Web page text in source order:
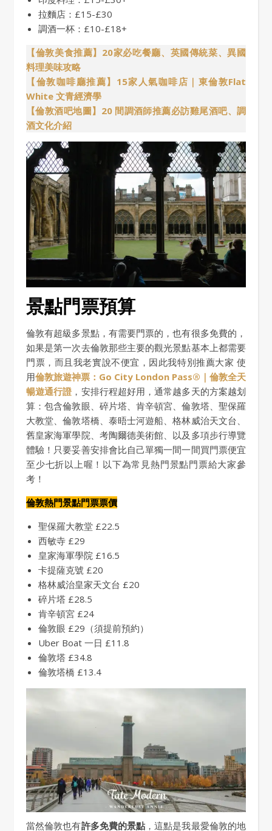
拉麵店：£15-£30
調酒一杯：£10-£18+
【倫敦美食推薦】20家必吃餐廳、英國傳統菜、異國
料理美味攻略
【倫敦咖啡廳推薦】15家人氣咖啡店｜東倫敦Flat
White 文青經濟學
【倫敦酒吧地圖】20 間調酒師推薦必訪雞尾酒吧、調
酒文化介紹
景點門票預算
倫敦有超級多景點，有需要門票的，也有很多免費的，
如果是第一次去倫敦那些主要的觀光景點基本上都需要
門票，而且我老實說不便宜，因此我特別推薦大家 使
用倫敦旅遊神票：Go City London Pass®｜倫敦全天
暢遊通行證 ，安排行程超好用，通常越多天的方案越划
算：包含倫敦眼、碎片塔、肯辛頓宮、倫敦塔、聖保羅
大教堂、倫敦塔橋、泰晤士河遊船、格林威治天文台、
舊皇家海軍學院、考陶爾德美術館、以及多項步行導覽
體驗！只要妥善安排會比自己單獨一間一間買門票便宜
至少七折以上喔！以下為常見熱門景點門票給大家參
考！
倫敦熱門景點門票票價
聖保羅大教堂 £22.5
西敏寺 £29
皇家海軍學院 £16.5
卡提薩克號 £20
格林威治皇家天文台 £20
碎片塔 £28.5
肯辛頓宮 £24
倫敦眼 £29（須提前預約）
Uber Boat 一日 £11.8
倫敦塔 £34.8
倫敦塔橋 £13.4
當然倫敦也有許多免費的景點 ，這點是我最愛倫敦的地